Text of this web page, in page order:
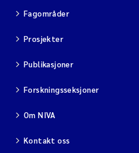
Fagområder
Prosjekter
Publikasjoner
Forskningsseksjoner
Om NIVA
Kontakt oss